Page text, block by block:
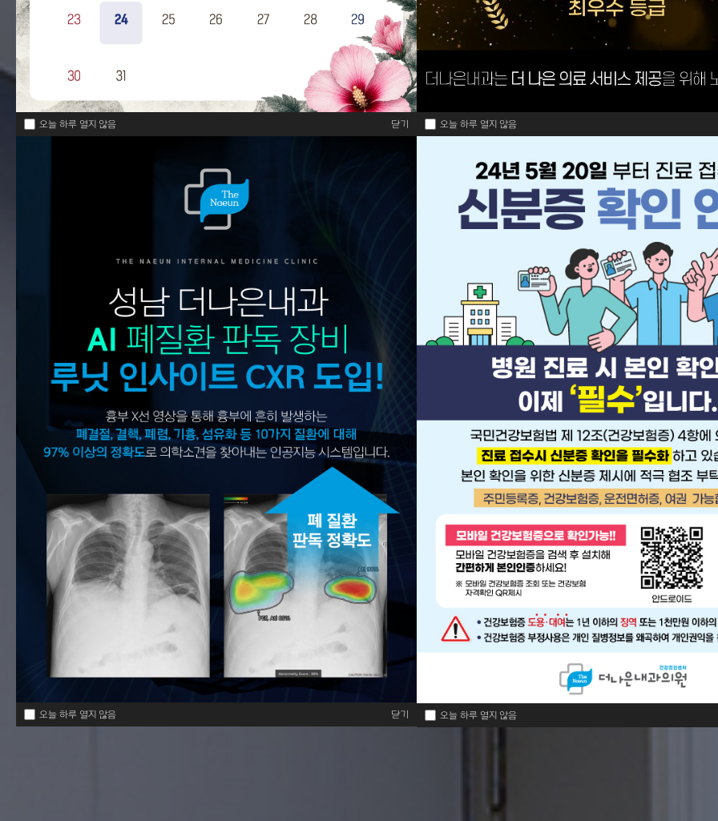
오늘 하루 열지 않음 닫기 오늘 하루 열지 않음
오늘 하루 열지 않음 닫기 오늘 하루 열지 않음